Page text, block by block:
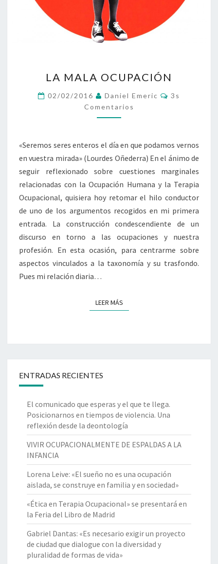
MALA
LA MALA OCUPACIÓN
02/02/2016 Daniel Emeric Comentarios
3s
Comentarios
«Seremos seres enteros el día en que podamos vernos
en vuestra mirada» (Lourdes Oñederra) En el ánimo de
seguir reflexionado sobre cuestiones marginales
relacionadas con la Ocupación Humana y la Terapia
Ocupacional, quisiera hoy retomar el hilo conductor
de uno de los argumentos recogidos en mi primera
entrada. La construcción condescendiente de un
discurso en torno a las ocupaciones y nuestra
profesión. En esta ocasión, para centrarme sobre
aspectos vinculados a la taxonomía y su trasfondo.
Pues mi relación diaria…
LEER MÁSLEER MÁS
ENTRADAS RECIENTES
El comunicado que esperas y el que te llega.
Posicionarnos en tiempos de violencia. Una
reflexión desde la deontología
VIVIR OCUPACIONALMENTE DE ESPALDAS A LA
INFANCIA
Lorena Leive: «El sueño no es una ocupación
aislada, se construye en familia y en sociedad»
«Ética en Terapia Ocupacional» se presentará en
la Feria del Libro de Madrid
Gabriel Dantas: «Es necesario exigir un proyecto
de ciudad que dialogue con la diversidad y
pluralidad de formas de vida»